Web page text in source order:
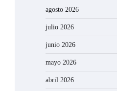
agosto 2026
julio 2026
junio 2026
mayo 2026
abril 2026